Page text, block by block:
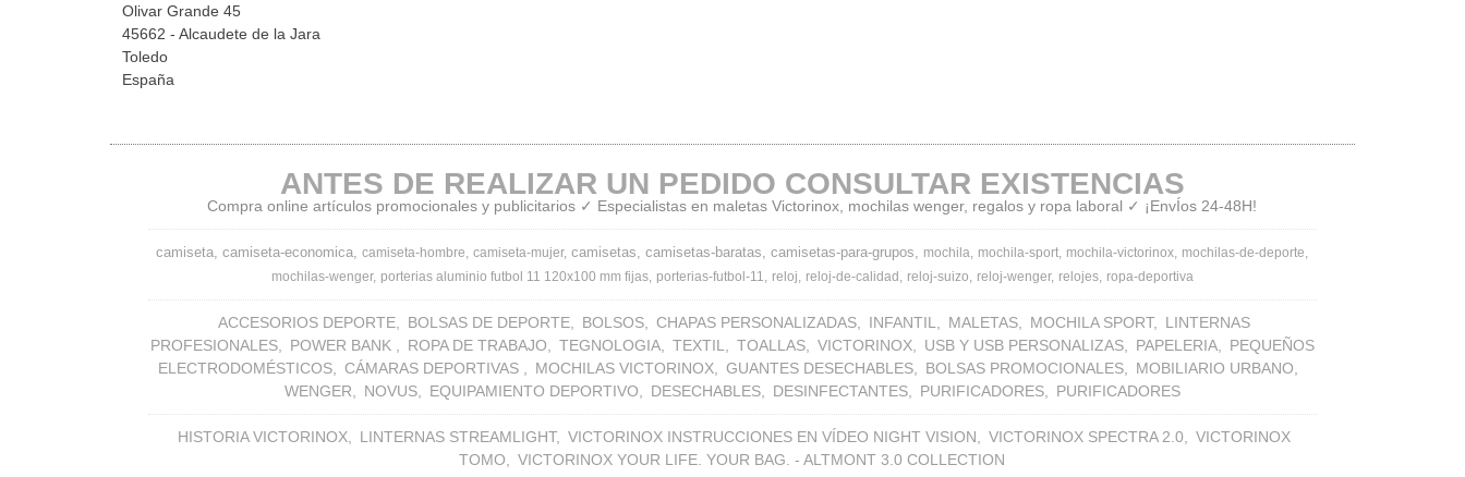
Olivar Grande 45
45662 - Alcaudete de la Jara
Toledo
España
ANTES DE REALIZAR UN PEDIDO CONSULTAR EXISTENCIAS
Compra online artículos promocionales y publicitarios ✓ Especialistas en maletas Victorinox, mochilas wenger, regalos y ropa laboral ✓ ¡EnvÍos 24-48H!
camiseta camiseta-economica camiseta-hombre camiseta-mujer camisetas camisetas-baratas camisetas-para-grupos mochila mochila-sport mochila-victorinox mochilas-de-deporte
mochilas-wenger porterias aluminio futbol 11 120x100 mm fijas porterias-futbol-11 reloj reloj-de-calidad reloj-suizo reloj-wenger relojes ropa-deportiva
ACCESORIOS DEPORTE BOLSAS DE DEPORTE BOLSOS CHAPAS PERSONALIZADAS INFANTIL MALETAS MOCHILA SPORT
LINTERNAS
PROFESIONALES
POWER BANK ROPA DE TRABAJO TEGNOLOGIA TEXTIL TOALLAS VICTORINOX USB Y USB PERSONALIZAS PAPELERIA
PEQUEÑOS
ELECTRODOMÉSTICOS
CÁMARAS DEPORTIVAS MOCHILAS VICTORINOX GUANTES DESECHABLES BOLSAS PROMOCIONALES
MOBILIARIO URBANO
WENGER
NOVUS EQUIPAMIENTO DEPORTIVO DESECHABLES DESINFECTANTES PURIFICADORES PURIFICADORES
HISTORIA VICTORINOX LINTERNAS STREAMLIGHT VICTORINOX INSTRUCCIONES EN VÍDEO NIGHT VISION VICTORINOX SPECTRA 2.0
VICTORINOX
TOMO
VICTORINOX YOUR LIFE. YOUR BAG. - ALTMONT 3.0 COLLECTION